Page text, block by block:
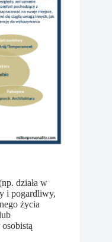
działa w
i pogardliwy,
życia